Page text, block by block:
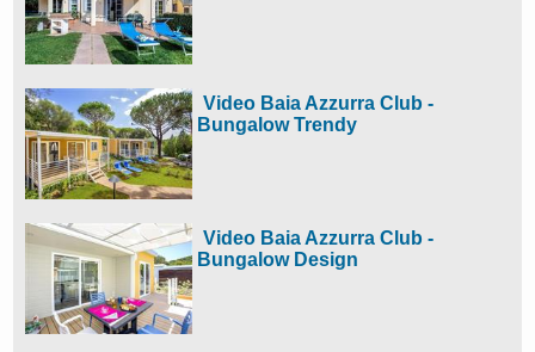
Video Baia Azzurra Club -
Bungalow Trendy
Video Baia Azzurra Club -
Bungalow Design